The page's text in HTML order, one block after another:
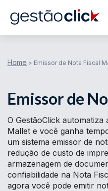
Home > Emissor de Nota Fiscal
Emissor de
O GestãoClick automatiza
Mallet e você ganha
um sistema emissor de
redução de custo de
armazenagem de
confiabilidade na Nota
agora você pode emitir